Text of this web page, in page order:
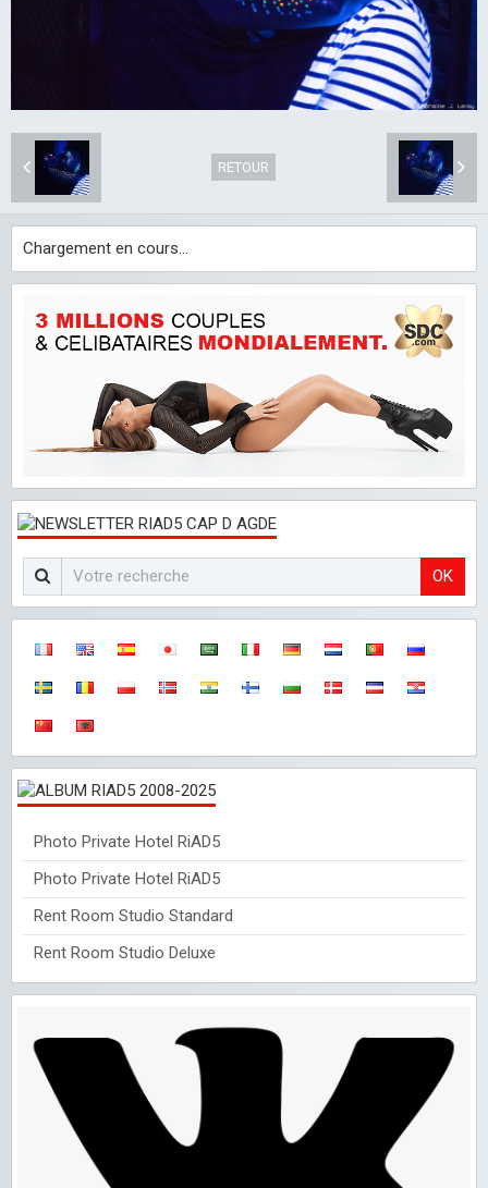
RETOUR
Chargement en cours...
OK
Photo Private Hotel RiAD5
Photo Private Hotel RiAD5
Rent Room Studio Standard
Rent Room Studio Deluxe